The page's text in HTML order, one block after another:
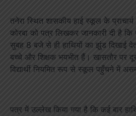
तनेरा स्थित शासकीय हाई स्कूल के प्राचार्य
कोरबा को पत्र लिखकर जानकारी दी है
सुबह 8 बजे से ही हाथियों का झुंड दिखाई
बच्चे और शिक्षक भयभीत हैं। खासतौर पर
विद्यार्थी नियमित रूप से स्कूल पहुँचने में
पत्र में उल्लेख किया गया है कि कई बार